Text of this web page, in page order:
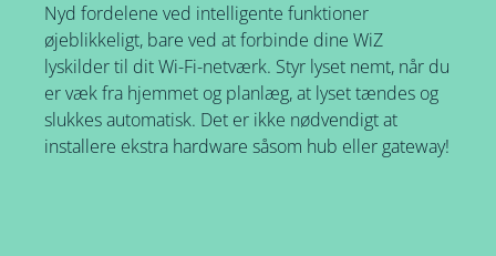
Nyd fordelene ved intelligente funktioner
øjeblikkeligt, bare ved at forbinde dine WiZ
lyskilder til dit Wi-Fi-netværk. Styr lyset nemt, når du
er væk fra hjemmet og planlæg, at lyset tændes og
slukkes automatisk. Det er ikke nødvendigt at
installere ekstra hardware såsom hub eller gateway!